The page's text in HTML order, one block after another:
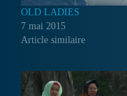
OLD LADIES
7 mai 2015
Article similaire